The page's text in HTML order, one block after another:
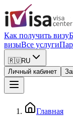
Как получить визу
визыВсе услуги
🇷🇺RU
Личный кабинет
Главная